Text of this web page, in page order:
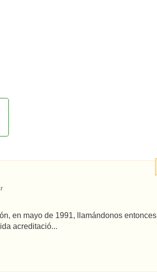
en mayo de 1991, llamándonos entonces
acreditació...